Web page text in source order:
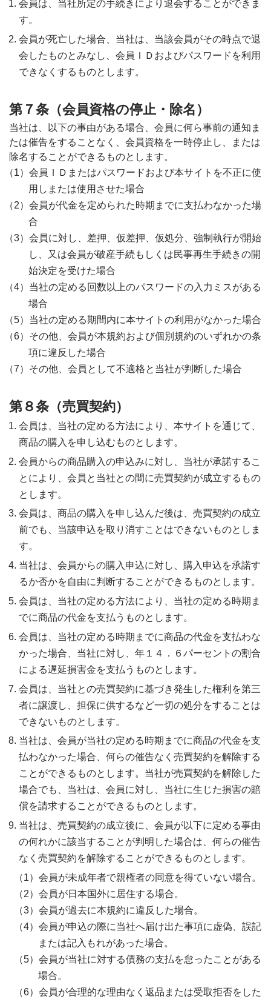
会員は、当社所定の手続きにより退会することができま
す。
会員が死亡した場合、当社は、当該会員がその時点で退
会したものとみなし、会員ＩＤおよびパスワードを利用
できなくするものとします。
第７条（会員資格の停止・除名）
当社は、以下の事由がある場合、会員に何ら事前の通知ま
たは催告をすることなく、会員資格を一時停止し、または
除名することができるものとします。
会員ＩＤまたはパスワードおよび本サイトを不正に使
用しまたは使用させた場合
会員が代金を定められた時期までに支払わなかった場
合
会員に対し、差押、仮差押、仮処分、強制執行が開始
し、又は会員が破産手続もしくは民事再生手続きの開
始決定を受けた場合
当社の定める回数以上のパスワードの入力ミスがある
場合
当社の定める期間内に本サイトの利用がなかった場合
その他、会員が本規約および個別規約のいずれかの条
項に違反した場合
その他、会員として不適格と当社が判断した場合
第８条（売買契約）
会員は、当社の定める方法により、本サイトを通じて、
商品の購入を申し込むものとします。
会員からの商品購入の申込みに対し、当社が承諾するこ
とにより、会員と当社との間に売買契約が成立するもの
とします。
会員は、商品の購入を申し込んだ後は、売買契約の成立
前でも、当該申込を取り消すことはできないものとしま
す。
当社は、会員からの購入申込に対し、購入申込を承諾す
るか否かを自由に判断することができるものとします。
会員は、当社の定める方法により、当社の定める時期ま
でに商品の代金を支払うものとします。
会員は、当社の定める時期までに商品の代金を支払わな
かった場合、当社に対し、年１４．６パーセントの割合
による遅延損害金を支払うものとします。
会員は、当社との売買契約に基づき発生した権利を第三
者に譲渡し、担保に供するなど一切の処分をすることは
できないものとします。
当社は、会員が当社の定める時期までに商品の代金を支
払わなかった場合、何らの催告なく売買契約を解除する
ことができるものとします。当社が売買契約を解除した
場合でも、当社は、会員に対し、当社に生じた損害の賠
償を請求することができるものとします。
当社は、売買契約の成立後に、会員が以下に定める事由
の何れかに該当することが判明した場合は、何らの催告
なく売買契約を解除することができるものとします。
会員が未成年者で親権者の同意を得ていない場合。
会員が日本国外に居住する場合。
会員が過去に本規約に違反した場合。
会員が申込の際に当社へ届け出た事項に虚偽、誤記
または記入もれがあった場合。
会員が当社に対する債務の支払を怠ったことがある
場合。
会員が合理的な理由なく返品または受取拒否をした